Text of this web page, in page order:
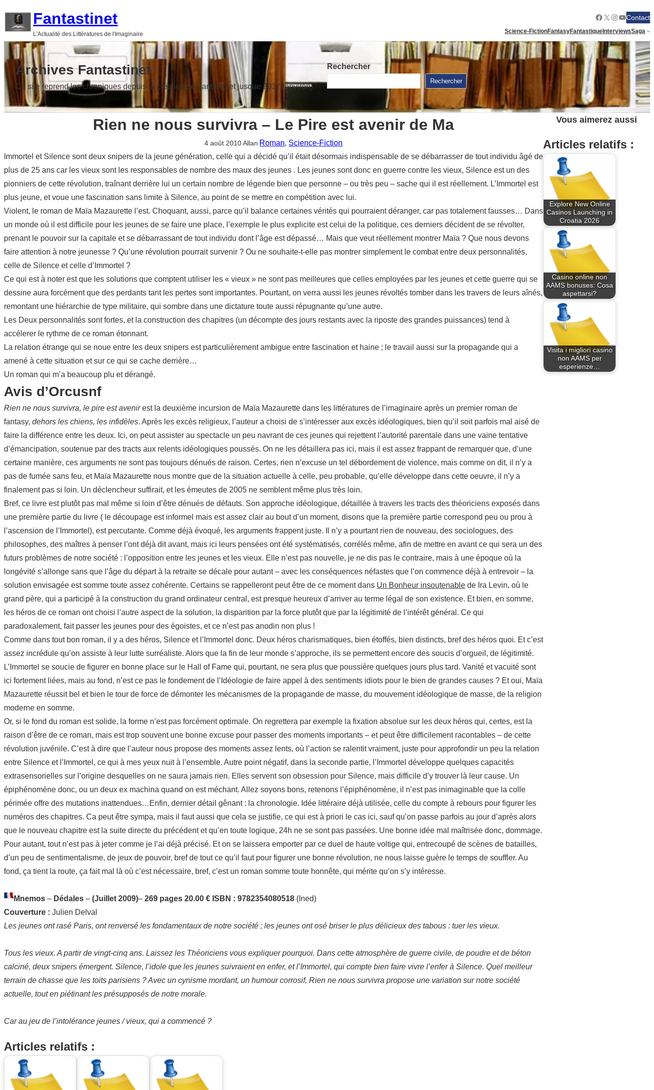
Fantastinet
L'Actualité des Littératures de l'Imaginaire
Facebook
X Instagram
YouTube
Contact
Science-FictionFantasyFantastiqueInterviewsSaga
Archives Fantastinet
Ce site reprend les chroniques depuis la création de Fantastinet jusque 2017 (environ)
Rechercher
Rechercher
Rien ne nous survivra – Le Pire est avenir de Ma
4 août 2010 Allan Roman, Science-Fiction
Immortel et Silence sont deux snipers de la jeune génération, celle qui a décidé qu’il était désormais indispensable de se débarrasser de tout individu âgé de
plus de 25 ans car les vieux sont les responsables de nombre des maux des jeunes . Les jeunes sont donc en guerre contre les vieux, Silence est un des
pionniers de cette révolution, traînant derrière lui un certain nombre de légende bien que personne – ou très peu – sache qui il est réellement. L’Immortel est
plus jeune, et voue une fascination sans limite à Silence, au point de se mettre en compétition avec lui.
Violent, le roman de Maïa Mazaurette l’est. Choquant, aussi, parce qu’il balance certaines vérités qui pourraient déranger, car pas totalement fausses… Dans
un monde où il est difficile pour les jeunes de se faire une place, l’exemple le plus explicite est celui de la politique, ces derniers décident de se révolter,
prenant le pouvoir sur la capitale et se débarrassant de tout individu dont l’âge est dépassé… Mais que veut réellement montrer Maïa ? Que nous devons
faire attention à notre jeunesse ? Qu’une révolution pourrait survenir ? Ou ne souhaite-t-elle pas montrer simplement le combat entre deux personnalités,
celle de Silence et celle d’Immortel ?
Ce qui est à noter est que les solutions que comptent utiliser les « vieux » ne sont pas meilleures que celles employées par les jeunes et cette guerre qui se
dessine aura forcément que des perdants tant les pertes sont importantes. Pourtant, on verra aussi les jeunes révoltés tomber dans les travers de leurs aînés,
remontant une hiérarchie de type militaire, qui sombre dans une dictature toute aussi répugnante qu’une autre.
Les Deux personnalités sont fortes, et la construction des chapitres (un décompte des jours restants avec la riposte des grandes puissances) tend à
accélerer le rythme de ce roman étonnant.
La relation étrange qui se noue entre les deux snipers est particulièrement ambigue entre fascination et haine ; le travail aussi sur la propagande qui a
amené à cette situation et sur ce qui se cache derrière…
Un roman qui m’a beaucoup plu et dérangé.
Avis d’Orcusnf
Rien ne nous survivra, le pire est avenirest la deuxième incursion de Maïa Mazaurette dans les littératures de l’imaginaire après un premier roman de
fantasy, dehors les chiens, les infidèles. Après les excès religieux, l’auteur a choisi de s’intéresser aux excès idéologiques, bien qu’il soit parfois mal aisé de
faire la différence entre les deux. Ici, on peut assister au spectacle un peu navrant de ces jeunes qui rejettent l’autorité parentale dans une vaine tentative
d’émancipation, soutenue par des tracts aux relents idéologiques poussés. On ne les détaillera pas ici, mais il est assez frappant de remarquer que, d’une
certaine manière, ces arguments ne sont pas toujours dénués de raison. Certes, rien n’excuse un tel débordement de violence, mais comme on dit, il n’y a
pas de fumée sans feu, et Maïa Mazaurette nous montre que de la situation actuelle à celle, peu probable, qu’elle développe dans cette oeuvre, il n’y a
finalement pas si loin. Un déclencheur suffirait, et les émeutes de 2005 ne semblent même plus très loin.
Bref, ce livre est plutôt pas mal même si loin d’être dénués de défauts. Son approche idéologique, détaillée à travers les tracts des théoriciens exposés dans
une première partie du livre ( le découpage est informel mais est assez clair au bout d’un moment, disons que la première partie correspond peu ou prou à
l’ascension de l’Immortel), est percutante. Comme déjà évoqué, les arguments frappent juste. Il n’y a pourtant rien de nouveau, des sociologues, des
philosophes, des maîtres à penser l’ont déjà dit avant, mais ici leurs pensées ont été systématisés, corrélés même, afin de mettre en avant ce qui sera un des
futurs problèmes de notre société : l’opposition entre les jeunes et les vieux. Elle n’est pas nouvelle, je ne dis pas le contraire, mais à une époque où la
longévité s’allonge sans que l’âge du départ à la retraite se décale pour autant – avec les conséquences néfastes que l’on commence déjà à entrevoir – la
solution envisagée est somme toute assez cohérente. Certains se rappelleront peut être de ce moment dans Un Bonheur insoutenable de Ira Levin, où le
grand père, qui a participé à la construction du grand ordinateur central, est presque heureux d’arriver au terme légal de son existence. Et bien, en somme,
les héros de ce roman ont choisi l’autre aspect de la solution, la disparition par la force plutôt que par la légitimité de l’intérêt général. Ce qui
paradoxalement, fait passer les jeunes pour des égoistes, et ce n’est pas anodin non plus !
Comme dans tout bon roman, il y a des héros, Silence et l’Immortel donc. Deux héros charismatiques, bien étoffés, bien distincts, bref des héros quoi. Et c’est
assez incrédule qu’on assiste à leur lutte surréaliste. Alors que la fin de leur monde s’approche, ils se permettent encore des soucis d’orgueil, de légitimité.
L’Immortel se soucie de figurer en bonne place sur le Hall of Fame qui, pourtant, ne sera plus que poussière quelques jours plus tard. Vanité et vacuité sont
ici fortement liées, mais au fond, n’est ce pas le fondement de l’Idéologie de faire appel à des sentiments idiots pour le bien de grandes causes ? Et oui, Maïa
Mazaurette réussit bel et bien le tour de force de démonter les mécanismes de la propagande de masse, du mouvement idéologique de masse, de la religion
moderne en somme.
Or, si le fond du roman est solide, la forme n’est pas forcément optimale. On regrettera par exemple la fixation absolue sur les deux héros qui, certes, est la
raison d’être de ce roman, mais est trop souvent une bonne excuse pour passer des moments importants – et peut être difficilement racontables – de cette
révolution juvénile. C’est à dire que l’auteur nous propose des moments assez lents, où l’action se ralentit vraiment, juste pour approfondir un peu la relation
entre Silence et l’Immortel, ce qui à mes yeux nuit à l’ensemble. Autre point négatif, dans la seconde partie, l’Immortel développe quelques capacités
extrasensorielles sur l’origine desquelles on ne saura jamais rien. Elles servent son obsession pour Silence, mais difficile d’y trouver là leur cause. Un
épiphénomène donc, ou un deux ex machina quand on est méchant. Allez soyons bons, retenons l’épiphénomène, il n’est pas inimaginable que la colle
périmée offre des mutations inattendues…Enfin, dernier détail gênant : la chronologie. Idée littéraire déjà utilisée, celle du compte à rebours pour figurer les
numéros des chapitres. Ca peut être sympa, mais il faut aussi que cela se justifie, ce qui est à priori le cas ici, sauf qu’on passe parfois au jour d’après alors
que le nouveau chapitre est la suite directe du précédent et qu’en toute logique, 24h ne se sont pas passées. Une bonne idée mal maîtrisée donc, dommage.
Pour autant, tout n’est pas à jeter comme je l’ai déjà précisé. Et on se laissera emporter par ce duel de haute voltige qui, entrecoupé de scènes de batailles,
d’un peu de sentimentalisme, de jeux de pouvoir, bref de tout ce qu’il faut pour figurer une bonne révolution, ne nous laisse guère le temps de souffler. Au
fond, ça tient la route, ça fait mal là où c’est nécessaire, bref, c’est un roman somme toute honnête, qui mérite qu’on s’y intéresse.
Mnemos – Dédales – (Juillet 2009)– 269 pages 20.00 € ISBN : 9782354080518 (Ined)
Couverture : Julien Delval
Les jeunes ont rasé Paris, ont renversé les fondamentaux de notre société ; les jeunes ont osé briser le plus délicieux des tabous : tuer les vieux.
Tous les vieux. A partir de vingt-cinq ans. Laissez les Théoriciens vous expliquer pourquoi. Dans cette atmosphère de guerre civile, de poudre et de béton
calciné, deux snipers émergent. Silence, l’idole que les jeunes suivraient en enfer, et l’Immortel, qui compte bien faire vivre l’enfer à Silence. Quel meilleur
terrain de chasse que les toits parisiens ? Avec un cynisme mordant, un humour corrosif, Rien ne nous survivra propose une variation sur notre société
actuelle, tout en piétinant les présupposés de notre morale.
Car au jeu de l’intolérance jeunes / vieux, qui a commencé ?
Articles relatifs :
Vous aimerez aussi
Articles relatifs :
Explore New Online
Casinos Launching in
Croatia 2026
Casino online non
AAMS bonuses: Cosa
aspettarsi?
Visita i migliori casino
non AAMS per
esperienze…